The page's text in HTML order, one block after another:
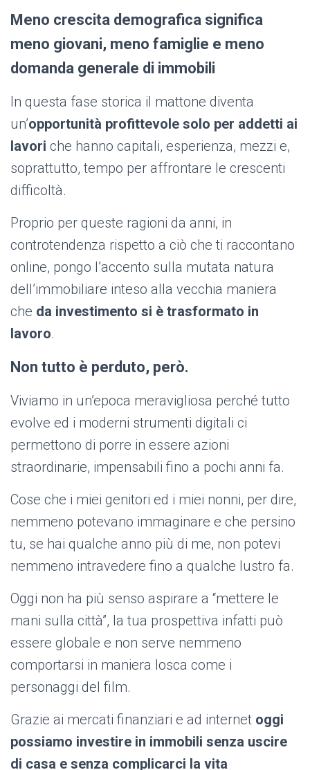
Meno crescita demografica significa
meno giovani, meno famiglie e meno
domanda generale di immobili
In questa fase storica il mattone diventa
un’opportunità profittevole solo per addetti ai
lavori che hanno capitali, esperienza, mezzi e,
soprattutto, tempo per affrontare le crescenti
difficoltà.
Proprio per queste ragioni da anni, in
controtendenza rispetto a ciò che ti raccontano
online, pongo l’accento sulla mutata natura
dell’immobiliare inteso alla vecchia maniera
che da investimento si è trasformato in
lavoro.
Non tutto è perduto, però.
Viviamo in un’epoca meravigliosa perché tutto
evolve ed i moderni strumenti digitali ci
permettono di porre in essere azioni
straordinarie, impensabili fino a pochi anni fa.
Cose che i miei genitori ed i miei nonni, per dire,
nemmeno potevano immaginare e che persino
tu, se hai qualche anno più di me, non potevi
nemmeno intravedere fino a qualche lustro fa.
Oggi non ha più senso aspirare a “mettere le
mani sulla città”, la tua prospettiva infatti può
essere globale e non serve nemmeno
comportarsi in maniera losca come i
personaggi del film.
Grazie ai mercati finanziari e ad internet oggi
possiamo investire in immobili senza uscire
di casa e senza complicarci la vita